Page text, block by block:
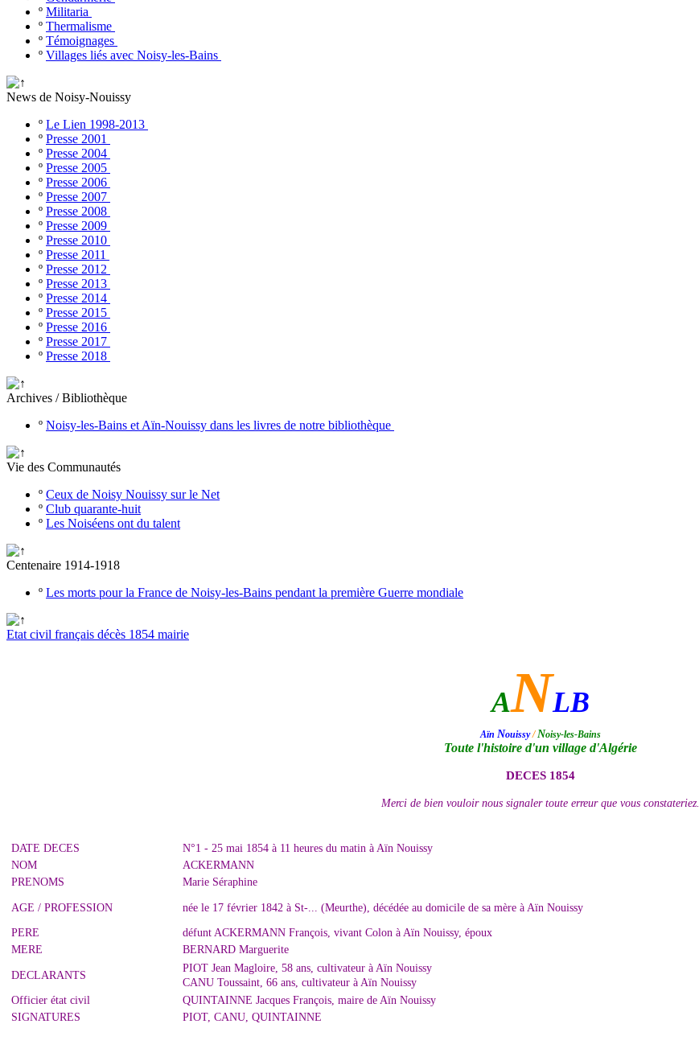
º Militaria
º Thermalisme
º Témoignages
º Villages liés avec Noisy-les-Bains
News de Noisy-Nouissy
º Le Lien 1998-2013
º Presse 2001
º Presse 2004
º Presse 2005
º Presse 2006
º Presse 2007
º Presse 2008
º Presse 2009
º Presse 2010
º Presse 2011
º Presse 2012
º Presse 2013
º Presse 2014
º Presse 2015
º Presse 2016
º Presse 2017
º Presse 2018
Archives / Bibliothèque
º Noisy-les-Bains et Aïn-Nouissy dans les livres de notre bibliothèque
Vie des Communautés
º Ceux de Noisy Nouissy sur le Net
º Club quarante-huit
º Les Noiséens ont du talent
Centenaire 1914-1918
º Les morts pour la France de Noisy-les-Bains pendant la première Guerre mondiale
Etat civil français décès 1854 mairie
ANLB
Aïn Nouissy/Noisy-les-Bains
Toute l'histoire d'un village d'Algérie
DECES 1854
Merci de bien vouloir nous signaler toute erreur que vous constateriez.
DATE DECES
N°1 - 25 mai 1854 à 11 heures du matin à Aïn Nouissy
NOM
ACKERMANN
PRENOMS
Marie Séraphine
AGE / PROFESSION née le 17 février 1842 à St-... (Meurthe), décédée au domicile de sa mère à Aïn Nouissy
PERE
défunt ACKERMANN François, vivant Colon à Aïn Nouissy, époux
MERE
BERNARD Marguerite
DECLARANTS
PIOT Jean Magloire, 58 ans, cultivateur à Aïn Nouissy
CANU Toussaint, 66 ans, cultivateur à Aïn Nouissy
Officier état civil
QUINTAINNE Jacques François, maire de Aïn Nouissy
SIGNATURES
PIOT, CANU, QUINTAINNE